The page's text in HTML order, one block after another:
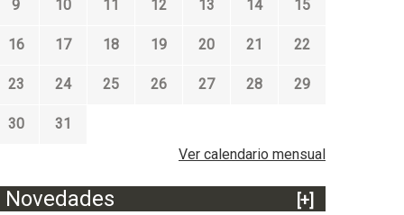
9 10 11 12 13 14 15
16 17 18 19 20 21 22
23 24 25 26 27 28 29
30
31
Ver calendario mensual
Novedades
[+]